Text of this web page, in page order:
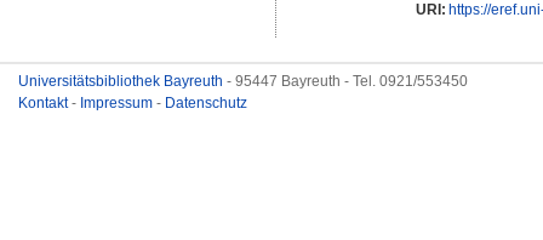
URI: https://
Universitätsbibliothek Bayreuth - 95447 Bayreuth - Tel. 0921/553450
Kontakt- Impressum - Datenschutz